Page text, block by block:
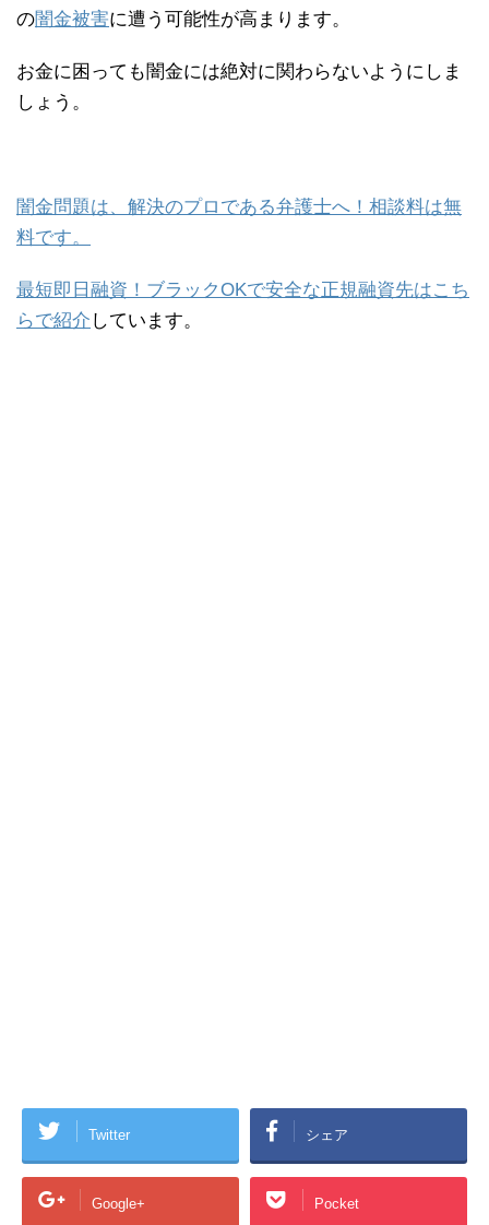
の闇金被害に遭う可能性が高まります。
お金に困っても闇金には絶対に関わらないようにしま
しょう。
闇金問題は、解決のプロである弁護士へ！相談料は無
料です。
最短即日融資！ブラックOKで安全な正規融資先はこち
らで紹介 しています。
Twitter シェア
Google+ Pocket